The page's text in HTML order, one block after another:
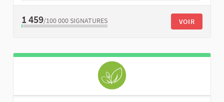
1 459/100 000 SIGNATURES VOIR